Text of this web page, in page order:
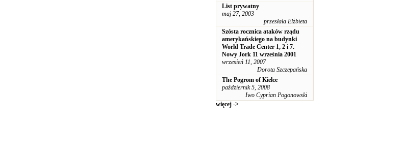
List prywatny
maj 27, 2003
przesłała Elżbieta
Szósta rocznica ataków rządu
amerykańskiego na budynki
World Trade Center 1, 2 i 7.
Nowy Jork 11 września 2001
wrzesień 11, 2007
Dorota Szczepańska
The Pogrom of Kielce
październik 5, 2008
Iwo Cyprian Pogonowski
więcej ->